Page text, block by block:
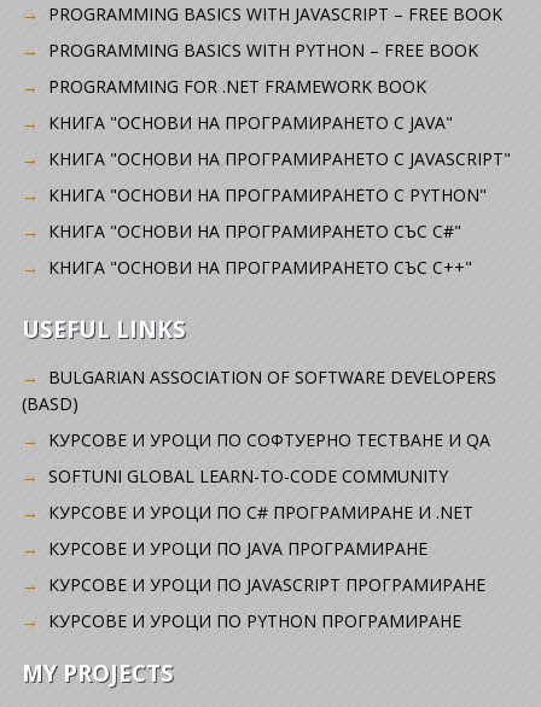
PROGRAMMING BASICS WITH JAVASCRIPT – FREE BOOK
PROGRAMMING BASICS WITH PYTHON – FREE BOOK
PROGRAMMING FOR .NET FRAMEWORK BOOK
КНИГА "ОСНОВИ НА ПРОГРАМИРАНЕТО С JAVA"
КНИГА "ОСНОВИ НА ПРОГРАМИРАНЕТО С JAVASCRIPT"
КНИГА "ОСНОВИ НА ПРОГРАМИРАНЕТО С PYTHON"
КНИГА "ОСНОВИ НА ПРОГРАМИРАНЕТО СЪС C#"
КНИГА "ОСНОВИ НА ПРОГРАМИРАНЕТО СЪС C++"
USEFUL LINKS
BULGARIAN ASSOCIATION OF SOFTWARE DEVELOPERS
(BASD)
KУРСОВЕ И УРОЦИ ПО СОФТУЕРНО ТЕСТВАНЕ И QA
SOFTUNI GLOBAL LEARN-TO-CODE COMMUNITY
КУРСОВЕ И УРОЦИ ПО C# ПРОГРАМИРАНЕ И .NET
КУРСОВЕ И УРОЦИ ПО JAVA ПРОГРАМИРАНЕ
КУРСОВЕ И УРОЦИ ПО JAVASCRIPT ПРОГРАМИРАНЕ
КУРСОВЕ И УРОЦИ ПО PYTHON ПРОГРАМИРАНЕ
MY PROJECTS